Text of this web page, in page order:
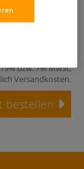
bzw. 7% MwSt,
Versandkosten.
bestellen